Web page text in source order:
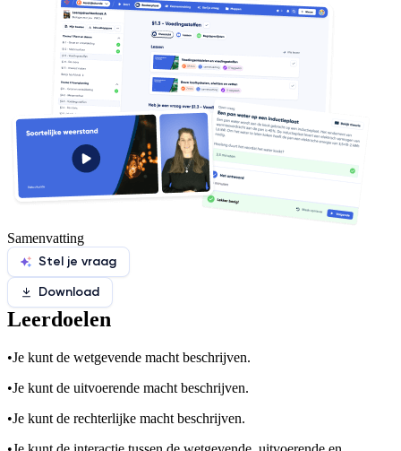
Samenvatting
Stel je vraag
Download
Leerdoelen
•Je kunt de wetgevende macht beschrijven.
•Je kunt de uitvoerende macht beschrijven.
•Je kunt de rechterlijke macht beschrijven.